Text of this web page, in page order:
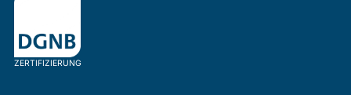
ZERTIFIZIERUNG